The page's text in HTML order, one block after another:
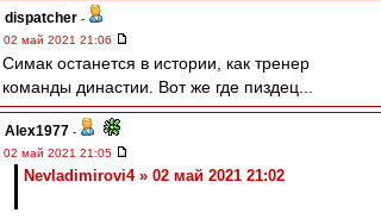
dispatcher -
02 май 2021 21:06
Симак останется в истории, как тренер
команды династии. Вот же где пиздец...
Alex1977 -
02 май 2021 21:05
Nevladimirovi4 » 02 май 2021 21:02